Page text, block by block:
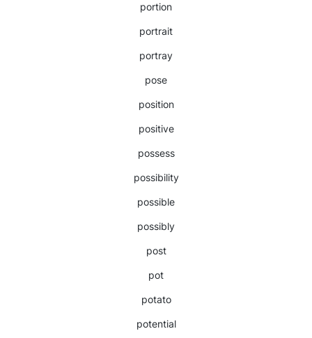
portion
portrait
portray
pose
position
positive
possess
possibility
possible
possibly
post
pot
potato
potential